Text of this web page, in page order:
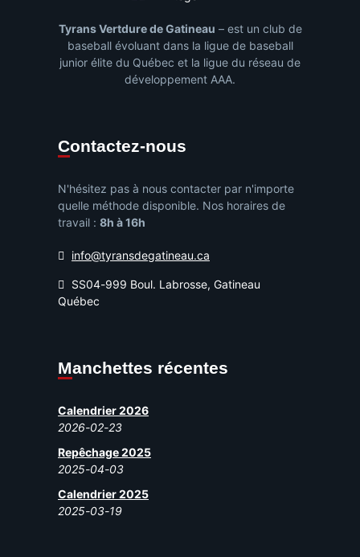
Tyrans Vertdure de Gatineau – est un club de
baseball évoluant dans la ligue de baseball
junior élite du Québec et la ligue du réseau de
développement AAA.
Contactez-nous
N'hésitez pas à nous contacter par n'importe
quelle méthode disponible. Nos horaires de
travail : 8h à 16h
info@tyransdegatineau.ca
SS04-999 Boul. Labrosse, Gatineau
Québec
Manchettes récentes
Calendrier 2026
2026-02-23
Repêchage 2025
2025-04-03
Calendrier 2025
2025-03-19